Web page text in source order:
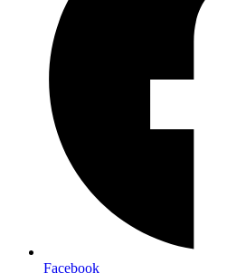
Facebook